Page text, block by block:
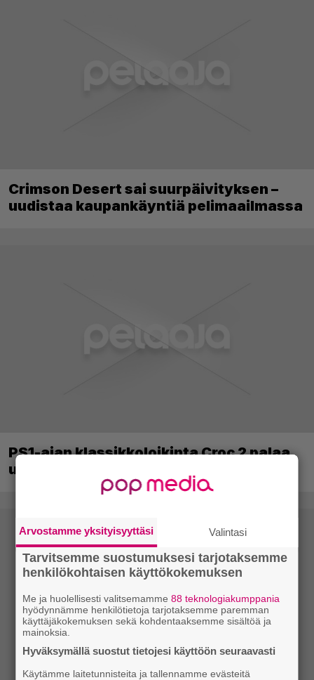
Crimson Desert sai suurpäivityksen –
uudistaa kaupankäyntiä pelimaailmassa
PS1-ajan klassikkoloikinta Croc 2 palaa
uudistettuna nykykonsoleille ja PC:lle
Arvostamme yksityisyyttäsi Valintasi
Tarvitsemme suostumuksesi tarjotaksemme
henkilökohtaisen käyttökokemuksen
Me ja huolellisesti valitsemamme88 teknologiakumppania
hyödynnämme henkilötietoja tarjotaksemme paremman
käyttäjäkokemuksen sekä kohdentaaksemme sisältöä ja
mainoksia.
Hyväksymällä suostut tietojesi käyttöön seuraavasti
Käytämme laitetunnisteita ja tallennamme evästeitä